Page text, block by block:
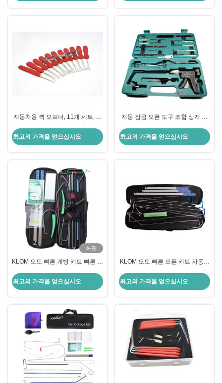
자동차용 퀵 오프너, 11개 세트, 잠
최고의 가격을 얻으십시오
자동 잠금 오픈 도구 조합 상자 다
최고의 가격을 얻으십시오
화면
KLOM 오토 빠른 개방 키트 빠른 잠
최고의 가격을 얻으십시오
KLOM 오토 빠른 오픈 키트 자동차
한 솔루션
최고의 가격을 얻으십시오